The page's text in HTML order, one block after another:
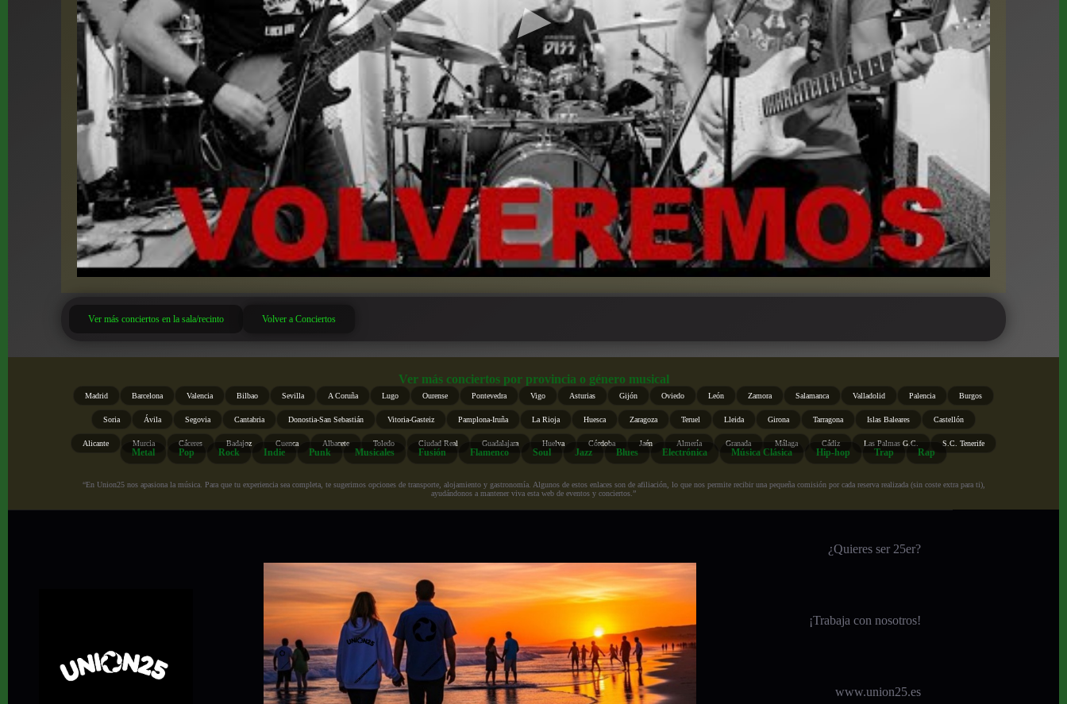
Ver más conciertos en la sala/recinto Volver a Conciertos
Ver más conciertos por provincia o género musical
Madrid Barcelona Valencia Bilbao Sevilla A Coruña Lugo Ourense Pontevedra Vigo Asturias Gijón Oviedo León Zamora Salamanca Valladolid Palencia Burgos
Soria Ávila Segovia Cantabria Donostia-San Sebastián Vitoria-Gasteiz Pamplona-Iruña La Rioja Huesca Zaragoza Teruel Lleida Girona Tarragona Islas Baleares Castellón
Alicante Murcia Cáceres Badajoz Cuenca Albacete Toledo Ciudad Real Guadalajara Huelva Córdoba Jaén Almería Granada Málaga Cádiz Las Palmas G.C. S.C. Tenerife
Metal Pop Rock Indie Punk Musicales Fusión Flamenco Soul Jazz Blues Electrónica Música Clásica Hip-hop Trap Rap
“En Union25 nos apasiona la música. Para que tu experiencia sea completa, te sugerimos opciones de transporte, alojamiento y gastronomía. Algunos de estos enlaces son de afiliación, lo que nos permite recibir una pequeña comisión por cada reserva realizada (sin coste extra para ti),
ayudándonos a mantener viva esta web de eventos y conciertos.”
¿Quieres ser 25er?
¡Trabaja con nosotros!
www.union25.es